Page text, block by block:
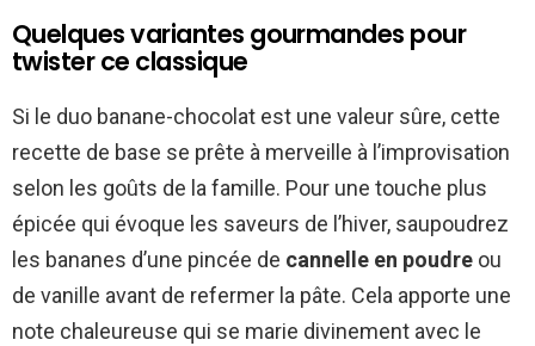
Quelques variantes gourmandes pour
twister ce classique
Si le duo banane-chocolat est une valeur sûre, cette
recette de base se prête à merveille à l’improvisation
selon les goûts de la famille. Pour une touche plus
épicée qui évoque les saveurs de l’hiver, saupoudrez
les bananes d’une pincée de cannelle en poudre ou
de vanille avant de refermer la pâte. Cela apporte une
note chaleureuse qui se marie divinement avec le